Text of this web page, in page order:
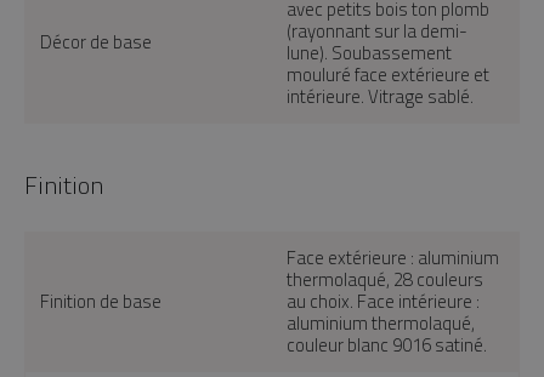
Décor de base
avec petits bois ton plomb
(rayonnant sur la demi-
lune). Soubassement
mouluré face extérieure et
intérieure. Vitrage sablé.
Finition
Finition de base
Face extérieure : aluminium
thermolaqué, 28 couleurs
au choix. Face intérieure :
aluminium thermolaqué,
couleur blanc 9016 satiné.